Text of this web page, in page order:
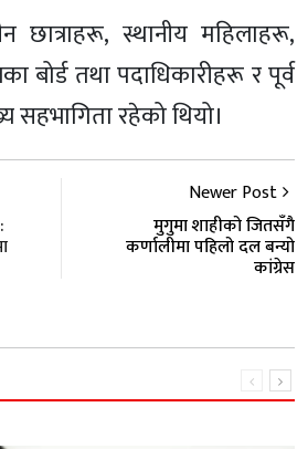
छात्राहरू, स्थानीय महिलाहरू,
बोर्ड तथा पदाधिकारीहरू र पूर्व
रहेको थियो।
Newer Post
मुगुमा शाहीको जितसँगै
कर्णालीमा पहिलो दल बन्यो
कांग्रेस